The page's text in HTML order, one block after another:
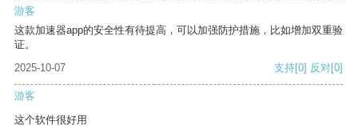
游客
这款加速器app的安全性有待提高，可以加强防护措施，比如增加双重验
证。
2025-10-07
支持[0] 反对[0]
游客
这个软件很好用